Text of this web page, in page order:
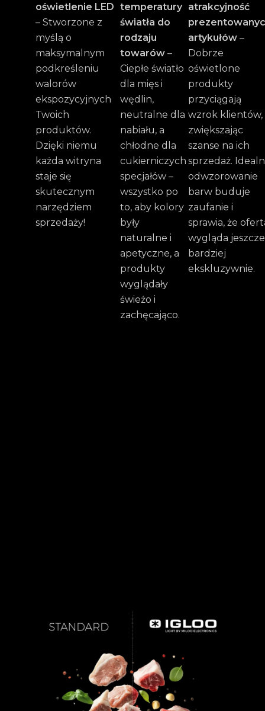
oświetlenie LED
– Stworzone z
myślą o
maksymalnym
podkreśleniu
walorów
ekspozycyjnych
Twoich
produktów.
Dzięki niemu
każda witryna
staje się
skutecznym
narzędziem
sprzedaży!
temperatury
światła do
rodzaju
towarów–
Ciepłe światło
dla mięs i
wędlin,
neutralne dla
nabiału, a
chłodne dla
cukierniczych
specjałów –
wszystko po
to, aby kolory
były
naturalne i
apetyczne, a
produkty
wyglądały
świeżo i
zachęcająco.
atrakcyjność
artykułów–
Dobrze
oświetlone
produkty
przyciągają
wzrok klientów,
zwiększając
szanse na ich
sprzedaż.
odwzorowanie
barw buduje
zaufanie i
sprawia, że
wygląda jeszcze
bardziej
ekskluzywnie.